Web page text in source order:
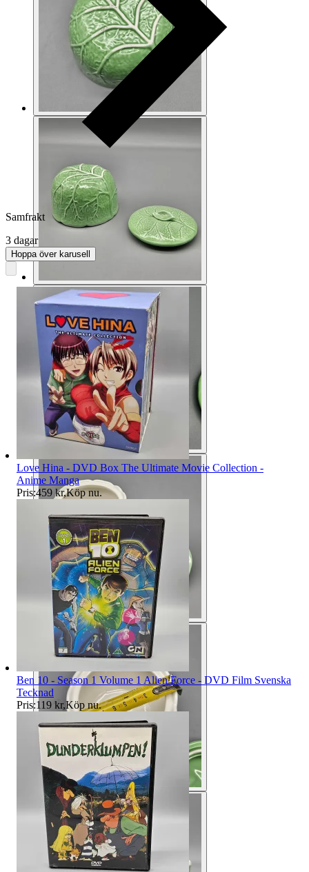
Samfrakt
3 dagar
Hoppa över karusell
Love Hina - DVD Box The Ultimate Movie Collection -
Anime Manga
Pris:459 kr,Köp nu.
Ben 10 - Season 1 Volume 1 Alien Force - DVD Film Svenska
Tecknad
Pris:119 kr,Köp nu.